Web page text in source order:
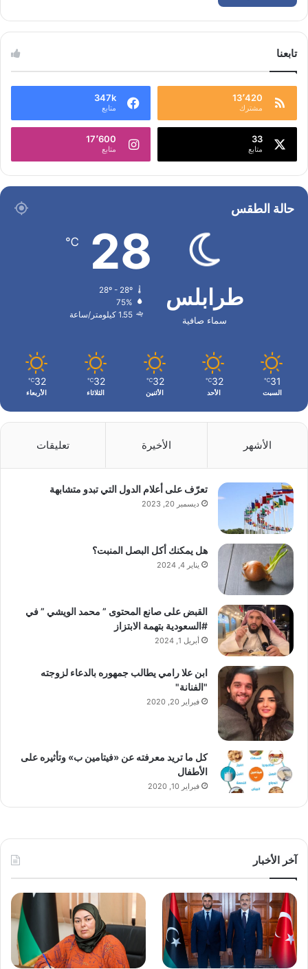
تابعنا
13٬420
مشترك
347k
متابع
33
متابع
17٬600
متابع
حالة الطقس
طرابلس
سماء صافية
28
℃
28º - 28º
75%
1.55 كيلومتر/ساعة
31
℃
السبت
32
℃
الأحد
32
℃
الأثنين
32
℃
الثلاثاء
32
℃
الأربعاء
الأشهر الأخيرة تعليقات
تعرّف على أعلام الدول التي تبدو متشابهة
ديسمبر 20, 2023
هل يمكنك أكل البصل المنبت؟
يناير 4, 2024
القبض على صانع المحتوى ” محمد الويشي ” في
#السعودية بتهمة الابتزاز
أبريل 1, 2024
ابن علا رامي يطالب جمهوره بالدعاء لزوجته
"الفنانة"
فبراير 20, 2020
كل ما تريد معرفته عن «فيتامين ب» وتأثيره على
الأطفال
فبراير 10, 2020
آخر الأخبار